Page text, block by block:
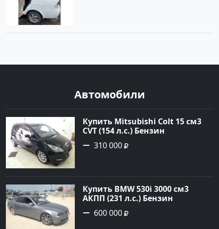
Автомобили
Купить Mitsubishi Colt 15 см3
CVT (154 л.с.) Бензин
турбонаддув в Краснодар:
цвет Чёрный металик Хетчбэк
сайте Авторынок23
310 000
Купить BMW 530i 3000 см3
АКПП (231 л.с.) Бензин
инжектор в Новороссийск:
цвет серый Седан 2004 года по
600 000